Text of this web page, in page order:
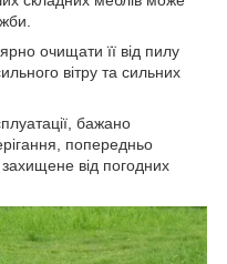
очищати її від пилу
вітру та сильних
бажано
попередньо
від погодних